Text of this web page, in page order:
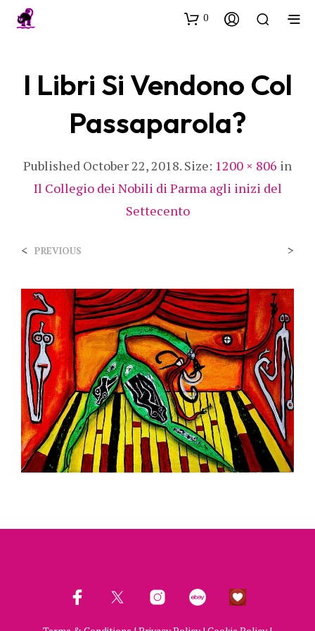
0
I Libri Si Vendono Col
Passaparola?
Published October 22, 2018. Size: 1200 × 806 in
Il Collegio dei Nobili di Parma agli inizi del
Settecento
< PREVIOUS >